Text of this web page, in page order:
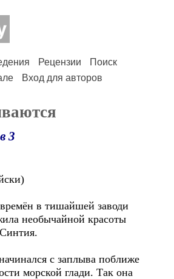
Рецензии
Поиск
Вход для авторов
3
в тишайшей заводи
необычайной красоты
с заплыва поближе
морской глади. Так она